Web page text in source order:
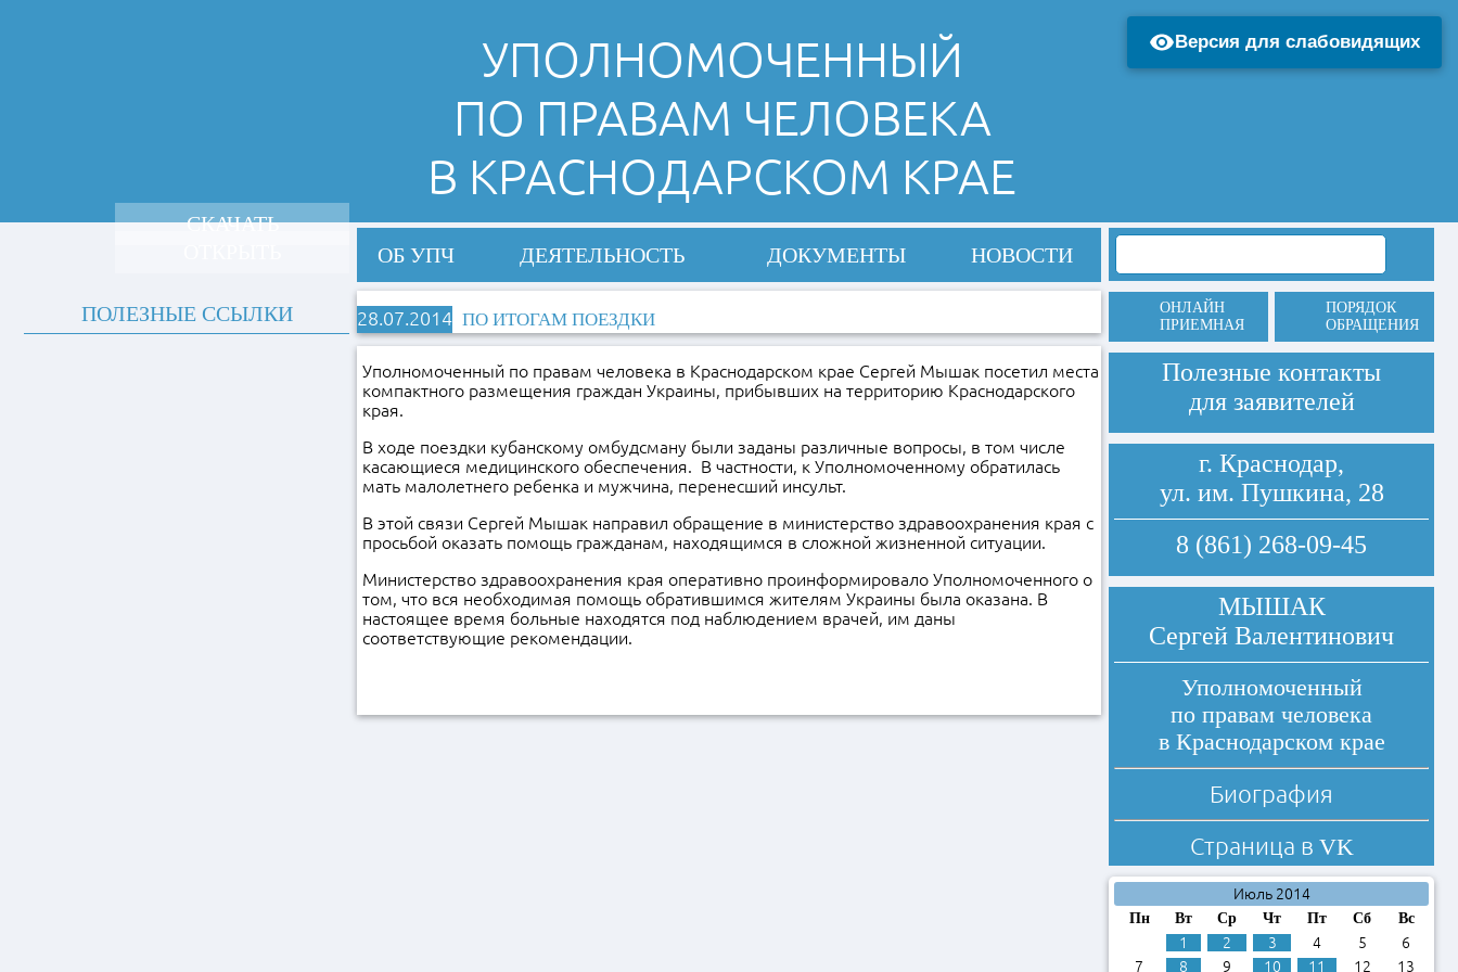
УПОЛНОМОЧЕННЫЙ
ПО ПРАВАМ ЧЕЛОВЕКА
В КРАСНОДАРСКОМ КРАЕ
ОБ УПЧ ДЕЯТЕЛЬНОСТЬ ДОКУМЕНТЫ НОВОСТИ
28.07.2014 ПО ИТОГАМ ПОЕЗДКИ
Уполномоченный по правам человека в Краснодарском крае Сергей Мышак посетил места
компактного размещения граждан Украины, прибывших на территорию Краснодарского
края.
В ходе поездки кубанскому омбудсману были заданы различные вопросы, в том числе
касающиеся медицинского обеспечения. В частности, к Уполномоченному обратилась
мать малолетнего ребенка и мужчина, перенесший инсульт.
В этой связи Сергей Мышак направил обращение в министерство здравоохранения края с
просьбой оказать помощь гражданам, находящимся в сложной жизненной ситуации.
Министерство здравоохранения края оперативно проинформировало Уполномоченного о
том, что вся необходимая помощь обратившимся жителям Украины была оказана. В
настоящее время больные находятся под наблюдением врачей, им даны
соответствующие рекомендации.
СКАЧАТЬ
ПОЛЕЗНЫЕ ССЫЛКИ
ОНЛАЙН
ПРИЕМНАЯ
ПОРЯДОК
ОБРАЩЕНИЯ
Полезные контакты
для заявителей
г. Краснодар,
ул. им. Пушкина, 28
8 (861) 268-09-45
МЫШАК
Сергей Валентинович
Уполномоченный
по правам человека
в Краснодарском крае
Биография
Страница в VK
Июль 2014
Пн Вт Ср Чт Пт Сб Вс
1 2 3 4 5
6
7
8 9 10 11 12 13
Версия для слабовидящих